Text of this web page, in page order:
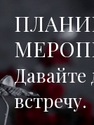
Давайте
встречу.